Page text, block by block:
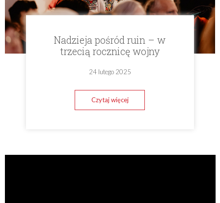
Nadzieja pośród ruin – w
trzecią rocznicę wojny
24 lutego 2025
Czytaj więcej